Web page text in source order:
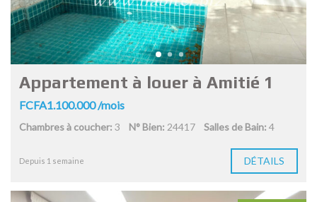
Appartement à louer à Amitié 1
FCFA1.100.000 /mois
Chambres à coucher: 3 N° Bien: 24417 Salles de Bain: 4
Depuis 1 semaine DÉTAILS